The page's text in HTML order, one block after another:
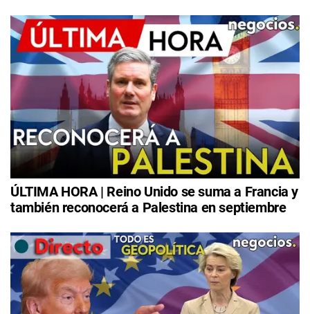
ÚLTIMA HORA | Reino Unido se suma a Francia y
también reconocerá a Palestina en septiembre